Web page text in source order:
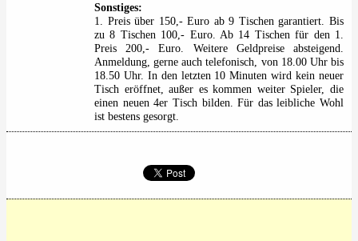
Sonstiges:
1. Preis über 150,- Euro ab 9 Tischen garantiert. Bis
zu 8 Tischen 100,- Euro. Ab 14 Tischen für den 1.
Preis 200,- Euro. Weitere Geldpreise absteigend.
Anmeldung, gerne auch telefonisch, von 18.00 Uhr bis
18.50 Uhr. In den letzten 10 Minuten wird kein neuer
Tisch eröffnet, außer es kommen weiter Spieler, die
einen neuen 4er Tisch bilden. Für das leibliche Wohl
ist bestens gesorgt.